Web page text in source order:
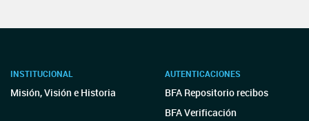
INSTITUCIONAL
Misión, Visión e Historia
AUTENTICACIONES
BFA Repositorio recibos
BFA Verificación